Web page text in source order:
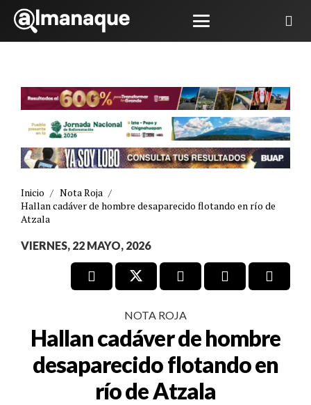
Inicio / Nota Roja /
Hallan cadáver de hombre desaparecido flotando en río de
Atzala
VIERNES, 22 MAYO, 2026
NOTA ROJA
Hallan cadáver de hombre
desaparecido flotando en
río de Atzala